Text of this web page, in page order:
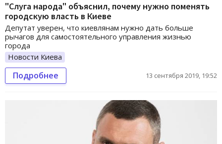
"Слуга народа" объяснил, почему нужно поменять
городскую власть в Киеве
Депутат уверен, что киевлянам нужно дать больше
рычагов для самостоятельного управления жизнью
города
Новости Киева
Подробнее 13 сентября 2019, 19:52